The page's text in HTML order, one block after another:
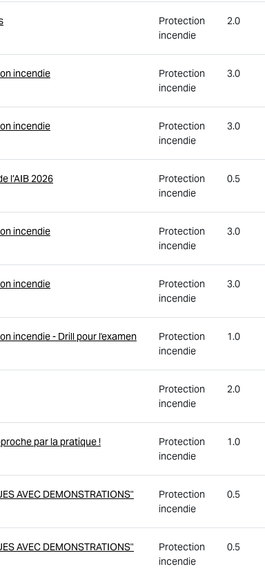
Protection
incendie
2.0
incendie
Protection
incendie
3.0
incendie
Protection
incendie
3.0
l’AIB 2026
Protection
incendie
0.5
incendie
Protection
incendie
3.0
incendie
Protection
incendie
3.0
incendie - Drill pour l'examen
Protection
incendie
1.0
Protection
incendie
2.0
par la pratique !
Protection
incendie
1.0
AVEC DEMONSTRATIONS"
Protection
incendie
0.5
AVEC DEMONSTRATIONS"
Protection
incendie
0.5